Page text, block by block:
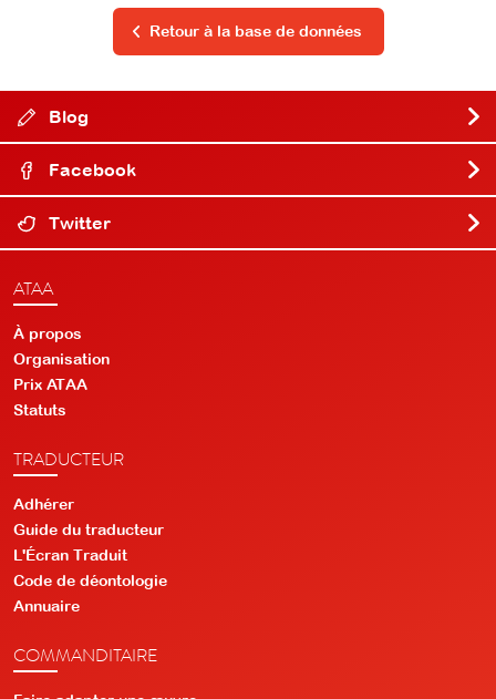
Retour à la base de données
Blog
Facebook
Twitter
ATAA
À propos
Organisation
Prix ATAA
Statuts
TRADUCTEUR
Adhérer
Guide du traducteur
L'Écran Traduit
Code de déontologie
Annuaire
COMMANDITAIRE